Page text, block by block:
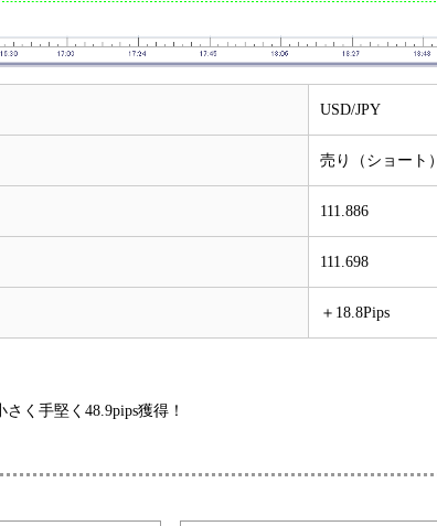
USD/JPY
売り（ショート）
111.886
111.698
＋18.8Pips
さく手堅く48.9pips獲得！